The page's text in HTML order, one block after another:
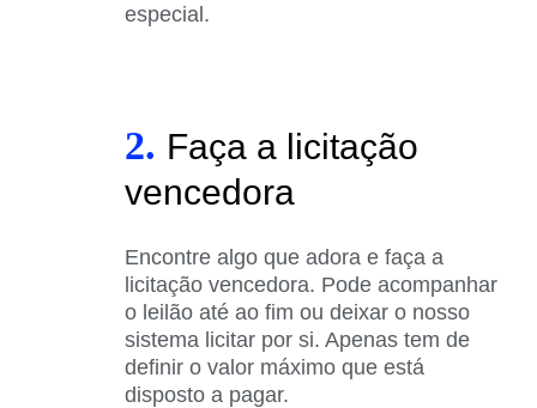
especial.
2. Faça a licitação
vencedora
Encontre algo que adora e faça a
licitação vencedora. Pode acompanhar
o leilão até ao fim ou deixar o nosso
sistema licitar por si. Apenas tem de
definir o valor máximo que está
disposto a pagar.